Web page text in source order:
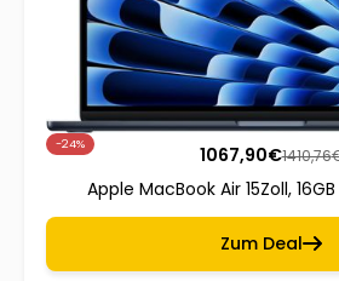
-24% 1067,90€1410,76
Apple MacBook Air 15Zoll,
Zum Deal